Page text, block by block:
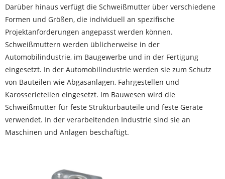
Darüber hinaus verfügt die Schweißmutter über verschiedene
Formen und Größen, die individuell an spezifische
Projektanforderungen angepasst werden können.
Schweißmuttern werden üblicherweise in der
Automobilindustrie, im Baugewerbe und in der Fertigung
eingesetzt. In der Automobilindustrie werden sie zum Schutz
von Bauteilen wie Abgasanlagen, Fahrgestellen und
Karosserieteilen eingesetzt. Im Bauwesen wird die
Schweißmutter für feste Strukturbauteile und feste Geräte
verwendet. In der verarbeitenden Industrie sind sie an
Maschinen und Anlagen beschäftigt.